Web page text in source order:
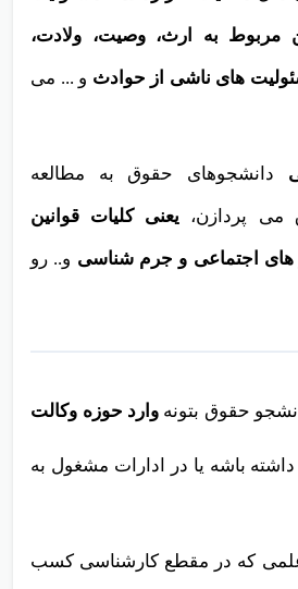
مثلمالکیت، قراردادها، مسئولیت
مربوط به ارث، وصیت، ولادت،
های ناشی از حوادث
دانشجوهای حقوق به مطالعه
می پردازن،یعنی کلیات قوانین
اجتماعی و جرم شناسی
حقوق بتونه وارد حوزه وکالت
باشه یا در ادارات مشغول به